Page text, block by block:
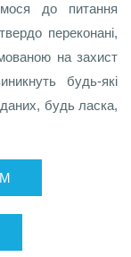
до питання
переконані,
на захист
будь-які
будь ласка,